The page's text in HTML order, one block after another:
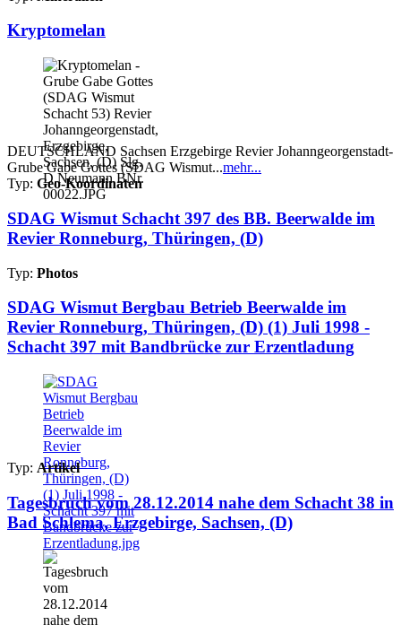
Kryptomelan
DEUTSCHLAND Sachsen Erzgebirge Revier Johanngeorgenstadt-
Grube Gabe Gottes (SDAG Wismut...mehr...
Typ: Geo-Koordinaten
SDAG Wismut Schacht 397 des BB. Beerwalde im
Revier Ronneburg, Thüringen, (D)
Typ: Photos
SDAG Wismut Bergbau Betrieb Beerwalde im
Revier Ronneburg, Thüringen, (D) (1) Juli 1998 -
Schacht 397 mit Bandbrücke zur Erzentladung
Typ: Artikel
Tagesbruch vom 28.12.2014 nahe dem Schacht 38 in
Bad Schlema, Erzgebirge, Sachsen, (D)